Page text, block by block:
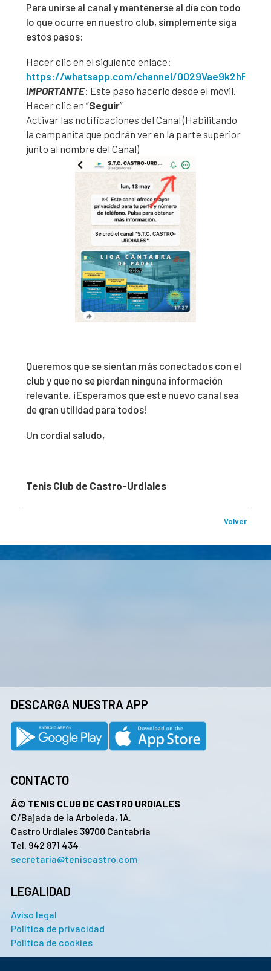
Para unirse al canal y mantenerse al día con todo
lo que ocurre en nuestro club, simplemente siga
estos pasos:
Hacer clic en el siguiente enlace:
https://whatsapp.com/channel/
IMPORTANTE: Este paso hacerlo desde el móvil.
Hacer clic en “Seguir”
Activar las notificaciones del Canal (Habilitando
la campanita que podrán ver en la parte superior
junto al nombre del Canal)
Queremos que se sientan más conectados con el
club y que no se pierdan ninguna información
relevante. ¡Esperamos que este nuevo canal sea
de gran utilidad para todos!
Un cordial saludo,
Tenis Club de Castro-Urdiales
Volver
DESCARGA NUESTRA APP
CONTACTO
Â© TENIS CLUB DE CASTRO URDIALES
C/Bajada de la Arboleda, 1A.
Castro Urdiales 39700 Cantabria
Tel. 942 871 434
secretaria@teniscastro.com
LEGALIDAD
Aviso legal
Política de privacidad
Política de cookies